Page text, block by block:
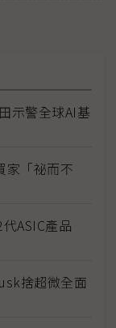
示警全球AI基
「祕而不
ASIC產品
捨超微全面